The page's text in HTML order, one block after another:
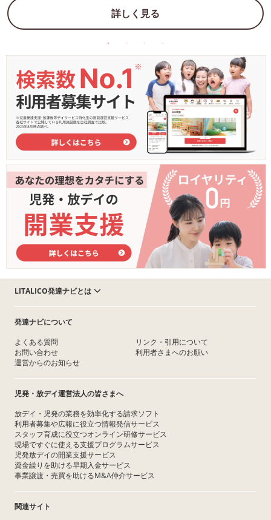
詳しく見る
LITALICO発達ナビとは
発達ナビについて
よくある質問
お問い合わせ
運営からのお知らせ
リンク・引用について
利用者さまへのお願い
児発・放デイ運営法人の皆さまへ
放デイ・児発の業務を効率化する請求ソフト
利用者募集や広報に役立つ情報発信サービス
スタッフ育成に役立つオンライン研修サービス
現場ですぐに使える支援プログラムサービス
児発放デイの開業支援サービス
資金繰りを助ける早期入金サービス
事業譲渡・売買を助けるM&A仲介サービス
関連サイト